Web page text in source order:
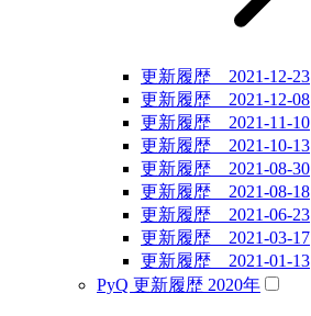
更新履歴 2021-12-23
更新履歴 2021-12-08
更新履歴 2021-11-10
更新履歴 2021-10-13
更新履歴 2021-08-30
更新履歴 2021-08-18
更新履歴 2021-06-23
更新履歴 2021-03-17
更新履歴 2021-01-13
PyQ 更新履歴 2020年